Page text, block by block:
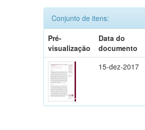
Conjunto de itens:
Pré-
visualização
Data do
documento
15-dez-2017